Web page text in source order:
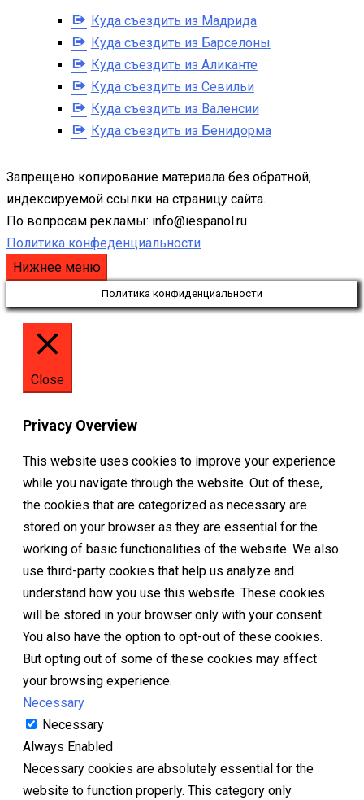
Куда съездить из Мадрида
Куда съездить из Барселоны
Куда съездить из Аликанте
Куда съездить из Севильи
Куда съездить из Валенсии
Куда съездить из Бенидорма
Запрещено копирование материала без обратной,
индексируемой ссылки на страницу сайта.
По вопросам рекламы: info@iespanol.ru
Политика конфеденциальности
Нижнее меню
Политика конфиденциальности
Close
Privacy Overview
This website uses cookies to improve your experience
while you navigate through the website. Out of these,
the cookies that are categorized as necessary are
stored on your browser as they are essential for the
working of basic functionalities of the website. We also
use third-party cookies that help us analyze and
understand how you use this website. These cookies
will be stored in your browser only with your consent.
You also have the option to opt-out of these cookies.
But opting out of some of these cookies may affect
your browsing experience.
Necessary
Necessary
Always Enabled
Necessary cookies are absolutely essential for the
website to function properly. This category only